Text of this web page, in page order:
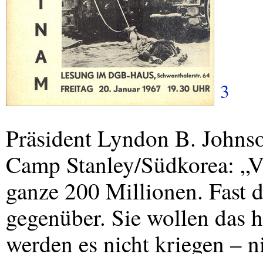
3
Präsident Lyndon B.
Camp Stanley/Südkorea:
ganze 200 Millionen. Fast
gegenüber. Sie wollen das
werden es nicht kriegen –